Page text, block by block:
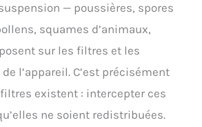
— poussières, spores
squames d’animaux,
sur les filtres et les
l’appareil. C’est précisément
existent : intercepter ces
ne soient redistribuées.